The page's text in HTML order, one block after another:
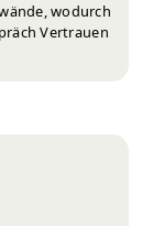
wodurch
Vertrauen